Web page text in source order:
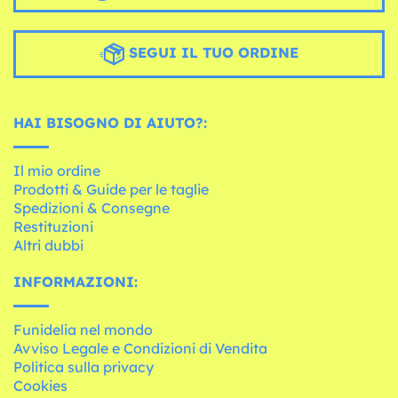
SEGUI IL TUO ORDINE
HAI BISOGNO DI AIUTO?:
Il mio ordine
Prodotti & Guide per le taglie
Spedizioni & Consegne
Restituzioni
Altri dubbi
INFORMAZIONI:
Funidelia nel mondo
Avviso Legale e Condizioni di Vendita
Politica sulla privacy
Cookies